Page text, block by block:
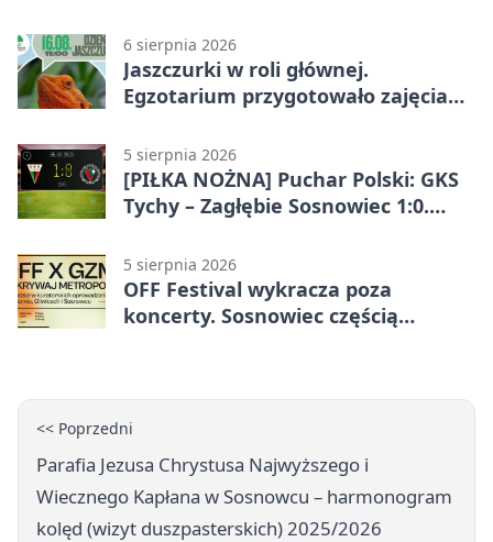
6 sierpnia 2026
Jaszczurki w roli głównej.
Egzotarium przygotowało zajęcia
5 sierpnia 2026
[PIŁKA NOŻNA] Puchar Polski: GKS
Tychy – Zagłębie Sosnowiec 1:0.
przed przerwą
5 sierpnia 2026
OFF Festival wykracza poza
koncerty. Sosnowiec częścią
<< Poprzedni
Parafia Jezusa Chrystusa Najwyższego i
Wiecznego Kapłana w Sosnowcu – harmonogram
kolęd (wizyt duszpasterskich) 2025/2026